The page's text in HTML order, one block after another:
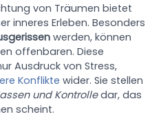
von Träumen bietet
inneres Erleben. Besonders
werden, können
offenbaren. Diese
Ausdruck von Stress,
Konflikte wider. Sie stellen
und Kontrolledar, das
scheint.